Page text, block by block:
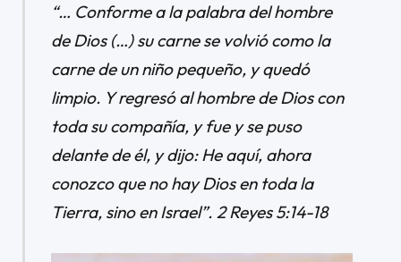
“… Conforme a la palabra del hombre
de Dios (…) su carne se volvió como la
carne de un niño pequeño, y quedó
limpio. Y regresó al hombre de Dios con
toda su compañía, y fue y se puso
delante de él, y dijo: He aquí, ahora
conozco que no hay Dios en toda la
Tierra, sino en Israel”. 2 Reyes 5:14-18